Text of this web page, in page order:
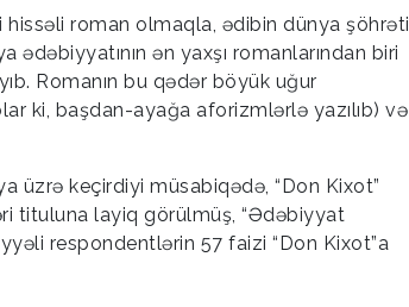
hissəli roman olmaqla, ədibin dünya şöhrəti
ən yaxşı romanlarından biri
Romanın bu qədər böyük uğur
ki, başdan-ayağa aforizmlərlə yazılıb) və
üzrə keçirdiyi müsabiqədə, “Don Kixot”
tituluna layiq görülmüş, “Ədəbiyyat
respondentlərin 57 faizi “Don Kixot”a